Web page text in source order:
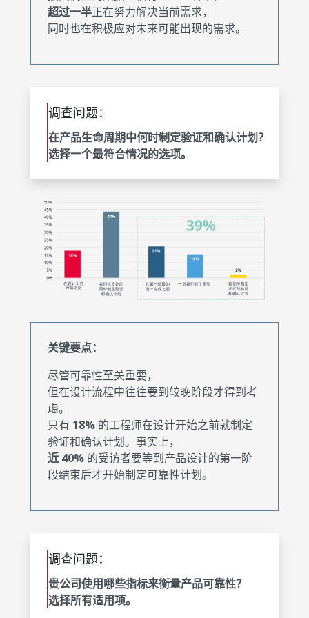
超过一半正在努力解决当前需求，
同时也在积极应对未来可能出现的需求。
调查问题：
在产品生命周期中何时制定验证和确认计划？
选择一个最符合情况的选项。
关键要点：
尽管可靠性至关重要，
但在设计流程中往往要到较晚阶段才得到考
虑。
只有 18% 的工程师在设计开始之前就制定
验证和确认计划。事实上，
近 40% 的受访者要等到产品设计的第一阶
段结束后才开始制定可靠性计划。
调查问题：
贵公司使用哪些指标来衡量产品可靠性？
选择所有适用项。